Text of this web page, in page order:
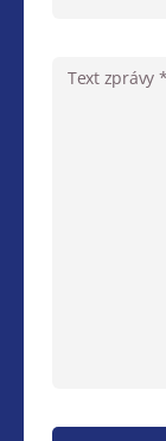
Text zprávy *